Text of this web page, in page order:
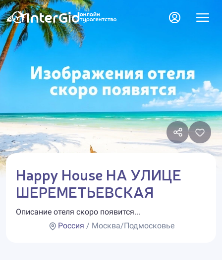
Happy House НА УЛИЦЕ
ШЕРЕМЕТЬЕВСКАЯ
Описание отеля скоро появится...
Россия / Москва/Подмосковье